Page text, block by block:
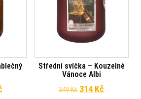
cena byla: 349 Kč.
Aktuální cena je: 314 Kč.
Střední svíčka – Kouzelné
Vánoce Albi
349Kč Původní cena
314 Kč